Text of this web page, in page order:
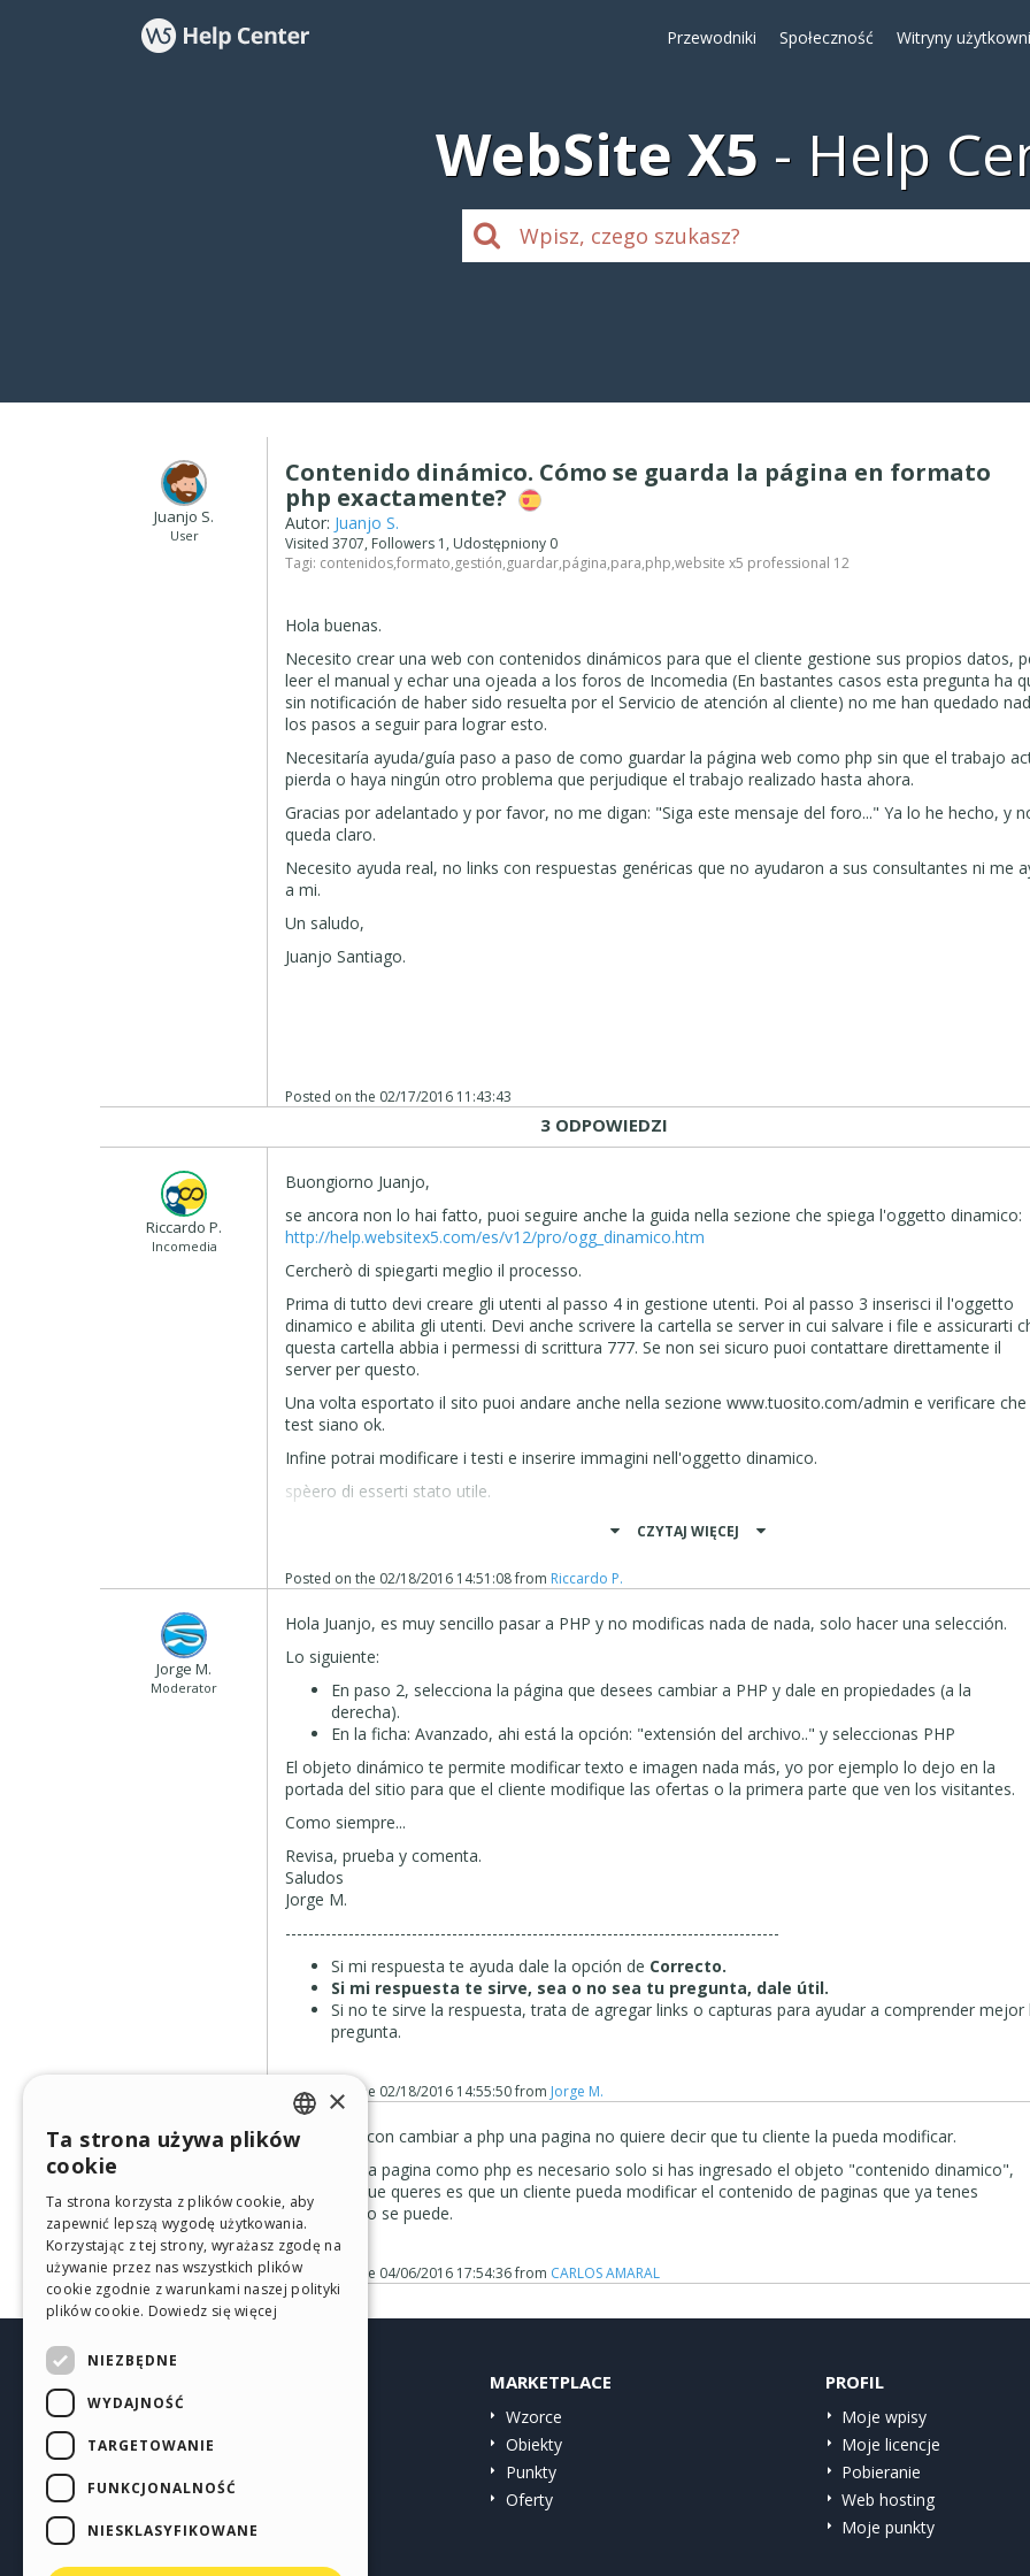
Przewodniki Społeczność Witryny
WebSite X5 Help
Juanjo S.
User
Contenido dinámico. Cómo se guarda la página en formato
php exactamente?
Autor: Juanjo S.
Visited 3707, Followers 1, Udostępniony 0
Tagi: contenidos,formato,gestión,guardar,página,para,php,website x5 professional 12
Hola buenas.
Necesito crear una web con contenidos dinámicos para que el cliente gestione sus propios datos,
leer el manual y echar una ojeada a los foros de Incomedia (En bastantes casos esta pregunta ha
sin notificación de haber sido resuelta por el Servicio de atención al cliente) no me han quedado
los pasos a seguir para lograr esto.
Necesitaría ayuda/guía paso a paso de como guardar la página web como php sin que el trabajo
pierda o haya ningún otro problema que perjudique el trabajo realizado hasta ahora.
Gracias por adelantado y por favor, no me digan: "Siga este mensaje del foro..." Ya lo he hecho, y
queda claro.
Necesito ayuda real, no links con respuestas genéricas que no ayudaron a sus consultantes ni me
a mi.
Un saludo,
Juanjo Santiago.
Posted on the 02/17/2016 11:43:43
3 ODPOWIEDZI
Riccardo P.
Incomedia
Buongiorno Juanjo,
se ancora non lo hai fatto, puoi seguire anche la guida nella sezione che spiega l'oggetto dinamico:
http://help.websitex5.com/es/v12/pro/ogg_dinamico.htm
Cercherò di spiegarti meglio il processo.
Prima di tutto devi creare gli utenti al passo 4 in gestione utenti. Poi al passo 3 inserisci il l'oggetto
dinamico e abilita gli utenti. Devi anche scrivere la cartella se server in cui salvare i file e assicurarti
questa cartella abbia i permessi di scrittura 777. Se non sei sicuro puoi contattare direttamente il
server per questo.
Una volta esportato il sito puoi andare anche nella sezione www.tuosito.com/admin e verificare che
test siano ok.
Infine potrai modificare i testi e inserire immagini nell'oggetto dinamico.
spèero di esserti stato utile.
Buenos días Juanjo,
inclusosi no lo hizo, también puede seguirlas instrucciones de lasección queexplica ladinámica de
Voy a tratar deexplicar mejor el proceso.
En primer lugardebe crear losusuariosen el paso4 enlagestión de usuarios.A continuación,
servidor enel que se guardaránlos archivosy asegúrese de queesta carpetatienepermisos de
escritura777.Si no está seguropuede comunicarse con elservidor directamentepara esto.
Una vez que el
quelas pruebasestán bien.
Por último
CZYTAJ WIĘCEJ
Posted on the 02/18/2016 14:51:08from Riccardo P.
Jorge M.
Moderator
Hola Juanjo, es muy sencillo pasar a PHP y no modificas nada de nada, solo hacer una selección.
Lo siguiente:
En paso 2, selecciona la página que desees cambiar a PHP y dale en propiedades (a la
derecha).
En la ficha: Avanzado, ahi está la opción: "extensión del archivo.." y seleccionas PHP
El objeto dinámico te permite modificar texto e imagen nada más, yo por ejemplo lo dejo en la
portada del sitio para que el cliente modifique las ofertas o la primera parte que ven los visitantes.
Como siempre...
Revisa, prueba y comenta.
Saludos
Jorge M.
--------------------------------------------------------------------------------------
Si mi respuesta te ayuda dale la opción de Correcto.
Si mi respuesta te sirve, sea o no sea tu pregunta, dale útil.
Si no te sirve la respuesta, trata de agregar links o capturas para ayudar a comprender mejor
pregunta.
Posted on the 02/18/2016 14:55:50from Jorge M.
Moderator
Igual, solo con cambiar a php una pagina no quiere decir que tu cliente la pueda modificar.
Guardar una pagina como php es necesario solo si has ingresado el objeto "contenido dinamico",
pero si lo que queres es que un cliente pueda modificar el contenido de paginas que ya tenes
hechas... no se puede.
Posted on the 04/06/2016 17:54:36from CARLOS AMARAL
Społeczność
MARKETPLACE
Wzorce
Obiekty
Punkty
Oferty
PROFIL
Moje wpisy
Moje licencje
Pobieranie
Web hosting
Moje punkty
ENGLISH
GERMAN
SPANISH
PORTUGUESE
×
Ta strona używa plików
cookie
Ta strona korzysta z plików cookie, aby
zapewnić lepszą wygodę użytkowania.
Korzystając z tej strony, wyrażasz zgodę na
używanie przez nas wszystkich plików
cookie zgodnie z warunkami naszej polityki
plików cookie. Dowiedz się więcej
NIEZBĘDNE
WYDAJNOŚĆ
TARGETOWANIE
FUNKCJONALNOŚĆ
NIESKLASYFIKOWANE